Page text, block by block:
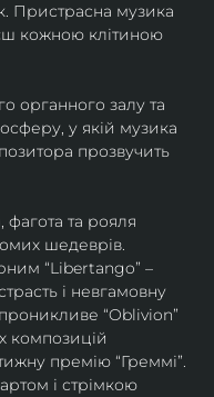
Пристрасна музика
кожною клітиною
органного залу та
у якій музика
прозвучить
та рояля
шедеврів.
“Libertango” –
і невгамовну
“Oblivion”
композицій
премію “Греммі”.
і стрімкою